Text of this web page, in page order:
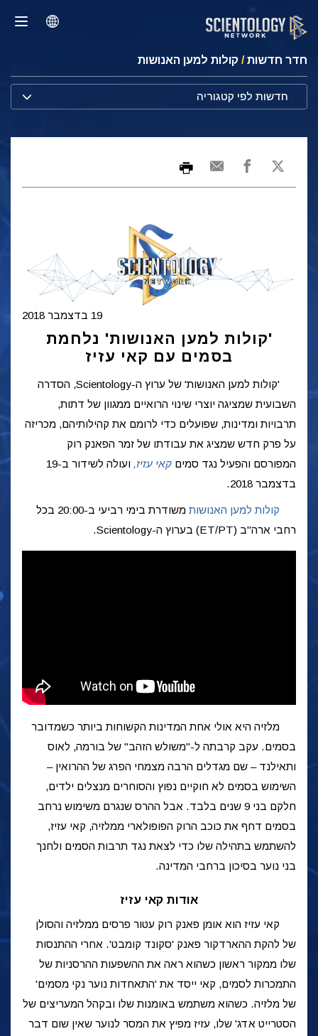
חדר חדשות/ קולות למען האנושות
חדשות לפי קטגוריה
19 בדצמבר 2018
'קולות למען האנושות' נלחמת
בסמים עם קאי עזיז
'קולות למען האנושות' של ערוץ ה-Scientology, הסדרה
השבועית שמציגה יוצרי שינוי הרואיים ממגוון של דתות,
תרבויות ומדינות, שפועלים כדי לרומם את קהילותיהם, מכריזה
על פרק חדש שמציג את עבודתו של זמר הפאנק רוק
המפורסם והפעיל נגד סמים קאי עזיז,
ועולה לשידור ב-19
בדצמבר 2018.
קולות למען האנושות
משודרת בימי רביעי ב-20:00 בכל
רחבי ארה"ב (ET/PT) בערוץ ה-Scientology.
מלזיה היא אולי אחת המדינות הקשוחות ביותר כשמדובר
בסמים. עקב קרבתה ל-"משולש הזהב" של בורמה, לאוס
ותאילנד – שם מגדלים הרבה מצמחי הפרג של ההרואין –
השימוש בסמים לא חוקיים נפוץ והסוחרים מנצלים ילדים,
חלקם בני 9 שנים בלבד. אבל ההרס שנגרם משימוש נרחב
בסמים דחף את כוכב הרוק הפופולארי ממלזיה, קאי עזיז,
להשתמש בתהילה שלו כדי לצאת נגד תרבות הסמים ולחנך
בני נוער בסיכון ברחבי המדינה.
אודות קאי עזיז
קאי עזיז הוא אומן פאנק רוק עטור פרסים ממלזיה והסולן
של להקת ההארדקור פאנק 'סקונד קומבט'. אחרי ההתנסות
שלו ממקור ראשון כשהוא ראה את ההשפעות ההרסניות של
התמכרות לסמים, קאי ייסד את 'התאחדות נוער נקי מסמים'
של מלזיה. כשהוא משתמש באומנות שלו ובקהל המעריצים של
הסטרייט אדג' שלו, עזיז מפיץ את המסר לנוער שאין שום דבר